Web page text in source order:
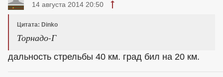
14 августа 2014 20:50
Цитата: Dinko
Торнадо-Г
дальность стрельбы 40 км. град бил на 20 км.